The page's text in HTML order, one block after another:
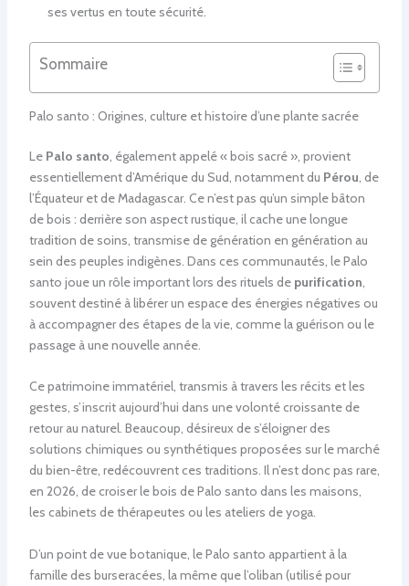
ses vertus en toute sécurité.
Sommaire
Palo santo : Origines, culture et histoire d’une plante sacrée
Le Palo santo, également appelé « bois sacré », provient
essentiellement d’Amérique du Sud, notamment du Pérou, de
l’Équateur et de Madagascar. Ce n’est pas qu’un simple bâton
de bois : derrière son aspect rustique, il cache une longue
tradition de soins, transmise de génération en génération au
sein des peuples indigènes. Dans ces communautés, le Palo
santo joue un rôle important lors des rituels de purification,
souvent destiné à libérer un espace des énergies négatives ou
à accompagner des étapes de la vie, comme la guérison ou le
passage à une nouvelle année.
Ce patrimoine immatériel, transmis à travers les récits et les
gestes, s’inscrit aujourd’hui dans une volonté croissante de
retour au naturel. Beaucoup, désireux de s’éloigner des
solutions chimiques ou synthétiques proposées sur le marché
du bien-être, redécouvrent ces traditions. Il n’est donc pas rare,
en 2026, de croiser le bois de Palo santo dans les maisons,
les cabinets de thérapeutes ou les ateliers de yoga.
D’un point de vue botanique, le Palo santo appartient à la
famille des burseracées, la même que l’oliban (utilisé pour